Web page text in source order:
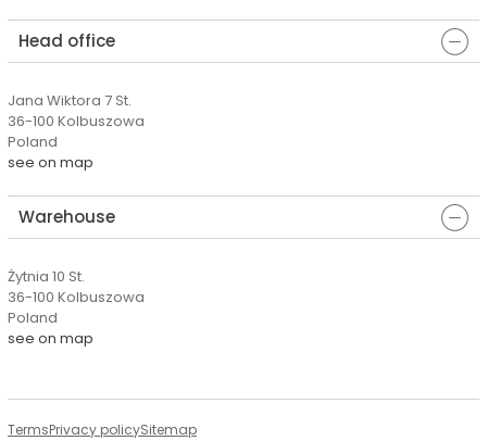
Head office
Jana Wiktora 7 St.
36-100 Kolbuszowa
Poland
see on map
Warehouse
Żytnia 10 St.
36-100 Kolbuszowa
Poland
see on map
TermsPrivacy policySitemap